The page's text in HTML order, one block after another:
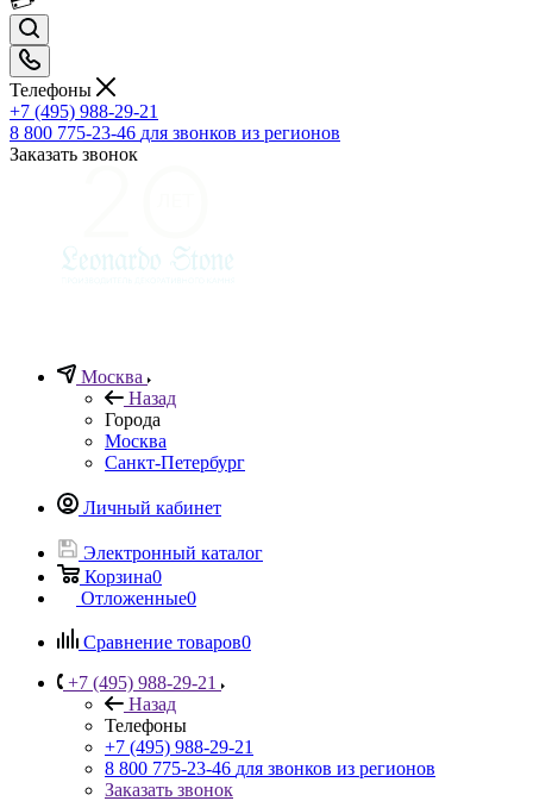
Телефоны
+7 (495) 988-29-21
8 800 775-23-46 для звонков из регионов
Заказать звонок
Москва
Назад
Города
Москва
Санкт-Петербург
Личный кабинет
Электронный каталог
Корзина0
Отложенные0
Сравнение товаров0
+7 (495) 988-29-21
Назад
Телефоны
+7 (495) 988-29-21
8 800 775-23-46 для звонков из регионов
Заказать звонок